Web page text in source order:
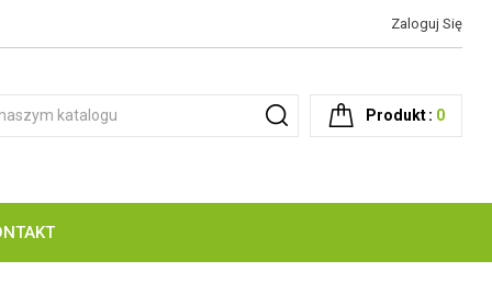
Zaloguj Się
Produkt 0